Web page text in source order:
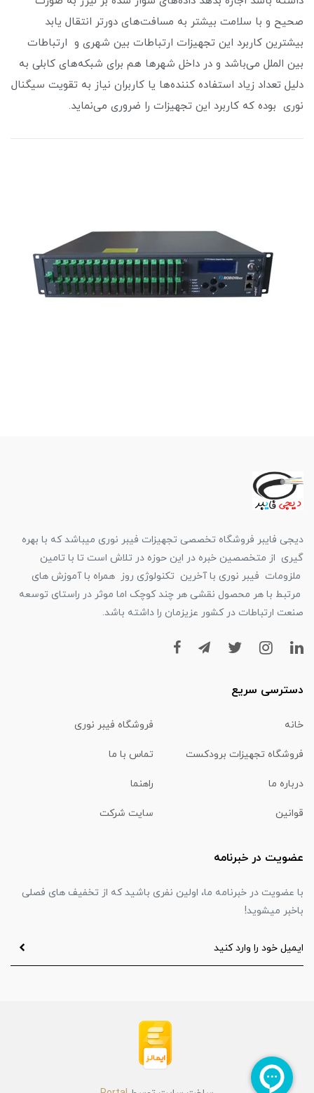
صحیح و با سلامت بیشتر به مسافت‌های دورتر انتقال یابد
بیشترین کاربرد این تجهیزات ارتباطات بین شهری و ارتباطات
بین الملل می‌باشد و در داخل شهرها هم برای شبکه‌های کابلی به
دلیل تعداد زیاد استفاده کننده‌ها یا کاربران نیاز به تقویت سیگنال
نوری بوده که کاربرد این تجهیزات را ضروری می‌نماید.
دیجی فایبر فروشگاه تخصصی تجهیزات فیبر نوری میباشد که با بهره
گیری از متخصصین خبره در این حوزه در تلاش است تا با تامین
ملزومات فیبر نوری با آخرین تکنولوژی روز همراه با آموزش های
مرتبط با هر محصول نقشی هر چند کوچک اما موثر در راستای توسعه
صنعت ارتباطات در کشور عزیزمان را داشته باشد.
دسترسی سریع
خانه فروشگاه فیبر نوری
فروشگاه تجهیزات برودکست تماس با ما
درباره ما راهنما
قوانین سایت شرکت
عضویت در خبرنامه
با عضویت در خبرنامه ما، اولین نفری باشید که از تخفیف های فصلی
باخبر میشوید!